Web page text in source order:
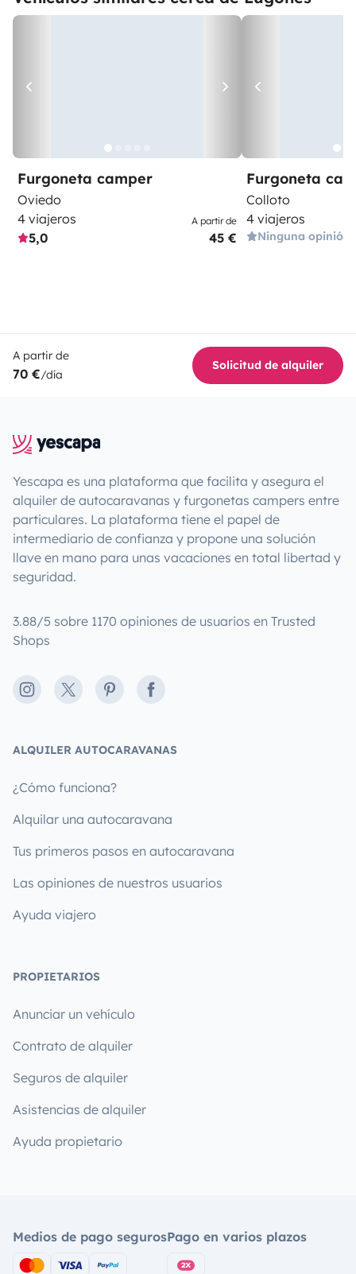
Furgoneta camper
Oviedo
4 viajeros
5,0
A partir de
45 €
Furgoneta
Colloto
4 viajeros
Ninguna opinión
A partir de
70 €/día
Solicitud de alquiler
Yescapa es una plataforma que facilita y asegura el
alquiler de autocaravanas y furgonetas campers entre
particulares. La plataforma tiene el papel de
intermediario de confianza y propone una solución
llave en mano para unas vacaciones en total libertad y
seguridad.
3.88/5 sobre 1170 opiniones de usuarios en Trusted
Shops
Instagram
X PinterestFacebook
ALQUILER AUTOCARAVANAS
¿Cómo funciona?
Alquilar una autocaravana
Tus primeros pasos en autocaravana
Las opiniones de nuestros usuarios
Ayuda viajero
PROPIETARIOS
Anunciar un vehículo
Contrato de alquiler
Seguros de alquiler
Asistencias de alquiler
Ayuda propietario
Medios de pago segurosPago en varios plazos